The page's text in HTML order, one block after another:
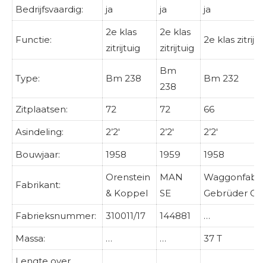
Bedrijfsvaardig:
ja ja ja
Functie:
2e klas
zitrijtuig
2e klas
zitrijtuig
2e klas
Type: Bm 238
Bm
238
Bm 232
Zitplaatsen: 72 72
66
Asindeling:
2’2′ 2’2′
2’2′
Bouwjaar:
1958 1959 1958
Fabrikant:
Orenstein
& Koppel
MAN
SE
Gebrüder
Fabrieksnummer:
310011/17 144881
…
Massa:
… …
37 T